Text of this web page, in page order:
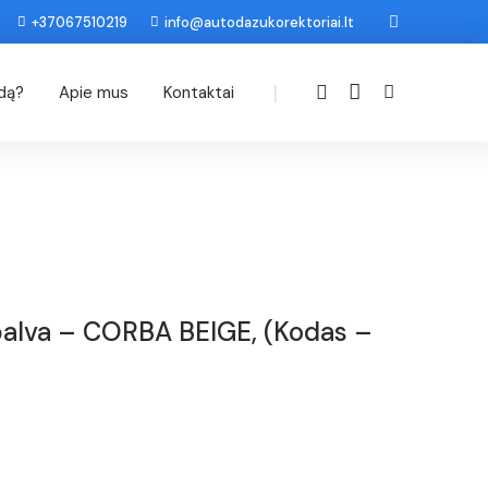
+37067510219 info@autodazukorektoriai.lt
Apie mus Kontaktai |
– CORBA BEIGE, (Kodas –